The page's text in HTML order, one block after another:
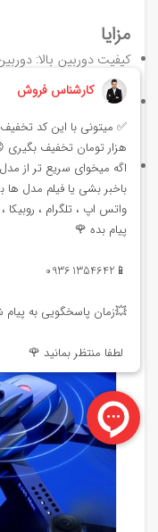
مزایا
امکان تصویربرداری
ویژگی‌های پروازی
مود و پرواز با مسیر
می‌دهند.
طراحی جمع‌وجور و
حمل و نقل آسان و دوام